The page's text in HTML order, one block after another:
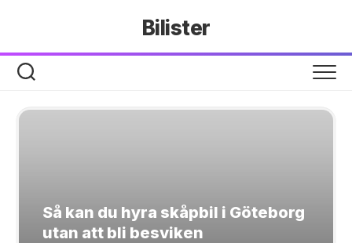
Bilister
Så kan du hyra skåpbil i Göteborg
utan att bli besviken